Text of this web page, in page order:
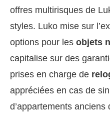
offres multirisques de
styles. Luko mise sur
options pour les objets
capitalise sur des
prises en charge de
appréciées en cas de
d’appartements anciens